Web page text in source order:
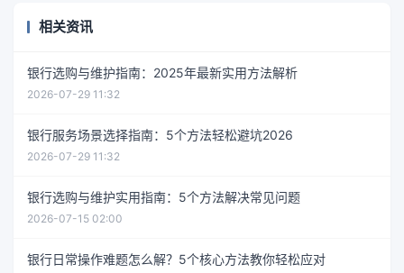
相关资讯
银行选购与维护指南：2025年最新实用方法解析
2026-07-29 11:32
银行服务场景选择指南：5个方法轻松避坑2026
2026-07-29 11:32
银行选购与维护实用指南：5个方法解决常见问题
2026-07-15 02:00
银行日常操作难题怎么解？5个核心方法教你轻松应对